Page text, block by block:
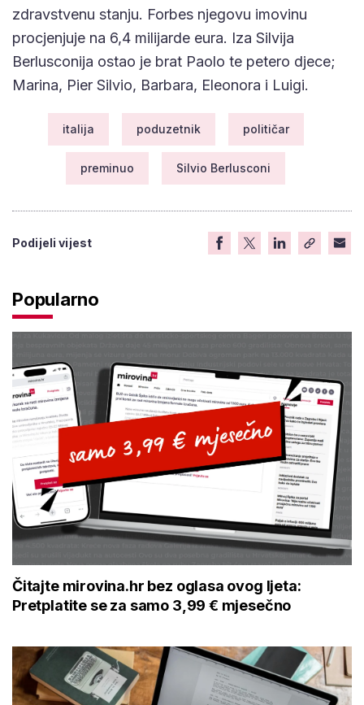
zdravstvenu stanju. Forbes njegovu imovinu
procjenjuje na 6,4 milijarde eura. Iza Silvija
Berlusconija ostao je brat Paolo te petero djece;
Marina, Pier Silvio, Barbara, Eleonora i Luigi.
italija poduzetnik političar
preminuo Silvio Berlusconi
Podijeli vijest
Popularno
Čitajte mirovina.hr bez oglasa ovog ljeta:
Pretplatite se za samo 3,99 € mjesečno